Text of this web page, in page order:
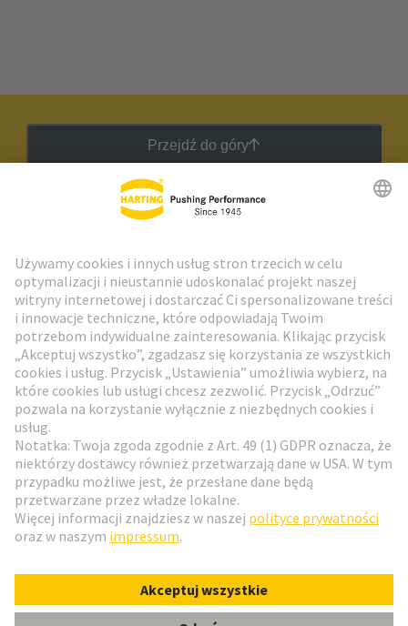
Przejdź do góry
Przejdź do rejestracji
Social Media
Polski
© HARTING Technology Group